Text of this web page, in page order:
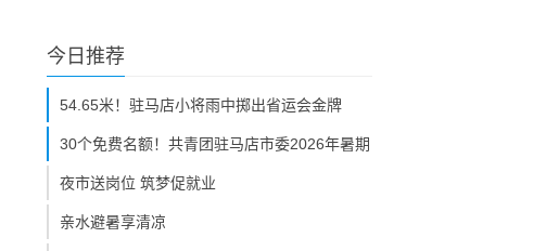
今日推荐
54.65米！驻马店小将雨中掷出省运会金牌
30个免费名额！共青团驻马店市委2026年暑期
夜市送岗位 筑梦促就业
亲水避暑享清凉